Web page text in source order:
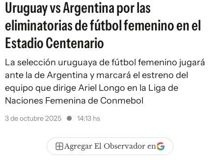
Uruguay vs Argentina por las
eliminatorias de fútbol femenino en el
Estadio Centenario
La selección uruguaya de fútbol femenino jugará
ante la de Argentina y marcará el estreno del
equipo que dirige Ariel Longo en la Liga de
Naciones Femenina de Conmebol
3 de octubre 2025 14:13 hs
Agregar El Observador en